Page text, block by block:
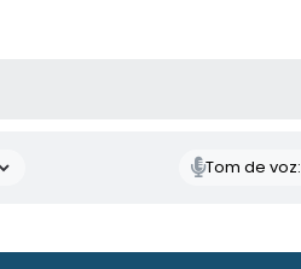
Tom de voz: